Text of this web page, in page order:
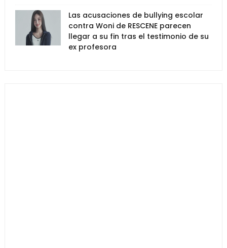
Las acusaciones de bullying escolar
contra Woni de RESCENE parecen
llegar a su fin tras el testimonio de su
ex profesora